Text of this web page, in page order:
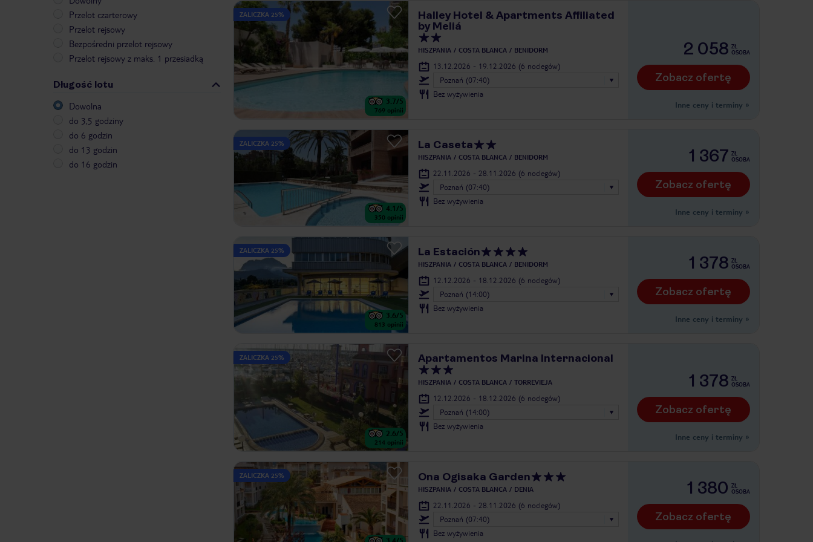
Przelot czarterowy
Przelot rejsowy
Bezpośredni przelot rejsowy
Przelot rejsowy z maks. 1 przesiadką
Długość lotu
Dowolna
do 3,5 godziny
do 6 godzin
do 13 godzin
do 16 godzin
ZALICZKA 25%
3.7/5
769 opinii
Halley Hotel & Apartments Affiliated
by Meliá
HISZPANIA COSTA BLANCA BENIDORM
13.12.2026 - 19.12.2026 (6 noclegów)
Poznań (07:40)
Bez wyżywienia
2 058 ZŁ
OSOBA
Zobacz ofertę
Inne ceny i terminy »
ZALICZKA 25%
4.1/5
350 opinii
La Caseta
HISZPANIA COSTA BLANCA BENIDORM
22.11.2026 - 28.11.2026 (6 noclegów)
Poznań (07:40)
Bez wyżywienia
1 367 ZŁ
OSOBA
Zobacz ofertę
Inne ceny i terminy »
ZALICZKA 25%
3.6/5
813 opinii
La Estación
HISZPANIA COSTA BLANCA BENIDORM
12.12.2026 - 18.12.2026 (6 noclegów)
Poznań (14:00)
Bez wyżywienia
1 378 ZŁ
OSOBA
Zobacz ofertę
Inne ceny i terminy »
ZALICZKA 25%
2.6/5
214 opinii
Apartamentos Marina Internacional
HISZPANIA COSTA BLANCA TORREVIEJA
12.12.2026 - 18.12.2026 (6 noclegów)
Poznań (14:00)
Bez wyżywienia
1 378 ZŁ
OSOBA
Zobacz ofertę
Inne ceny i terminy »
ZALICZKA 25% Ona Ogisaka Garden
HISZPANIA COSTA BLANCA DENIA
22.11.2026 - 28.11.2026 (6 noclegów)
Poznań (07:40)
Bez wyżywienia
1 380 ZŁ
OSOBA
Zobacz ofertę